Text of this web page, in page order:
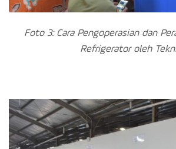
Foto 3: Cara Pengoperasian dan
Refrigerator oleh